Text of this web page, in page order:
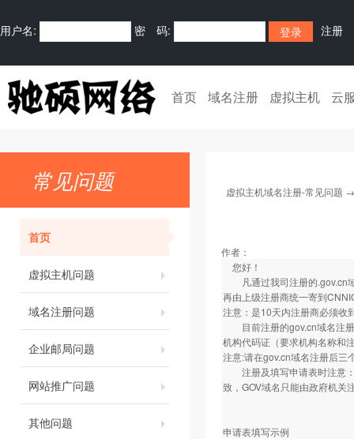
用户名: 密 码: 注册
首页 域名注册 虚拟主机 云
常见问题
首页
虚拟主机问题
域名注册问题
企业邮局问题
网站推广问题
其他问题
虚拟主机域名注册-常见问题
作者：
您好！
凡通过我司注册的.gov.cn域
再由上级注册商统一寄到
注意：是10天内注册商必须收
目前注册的gov.cn域名注册
机构代码证（要求机构名称和
注意:请在gov.cn域名注册后三
注册及填写申请表时注意：
致，GOV域名只能由政府机关
申请表填写示例